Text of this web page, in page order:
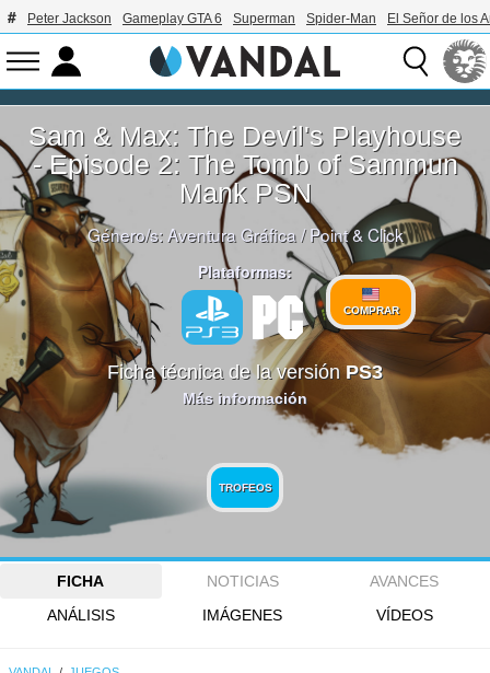
Peter Jackson Gameplay GTA 6 Superman Spider-Man El Señor de los
Sam & Max: The Devil's Playhouse
- Episode 2: The Tomb of Sammun
Mank PSN
Género/s: Aventura Gráfica/Point & Click
Plataformas:
COMPRAR
Ficha técnica de la versiónPS3
Más información
TROFEOS
FICHA NOTICIAS
AVANCES
ANÁLISIS
IMÁGENES VÍDEOS